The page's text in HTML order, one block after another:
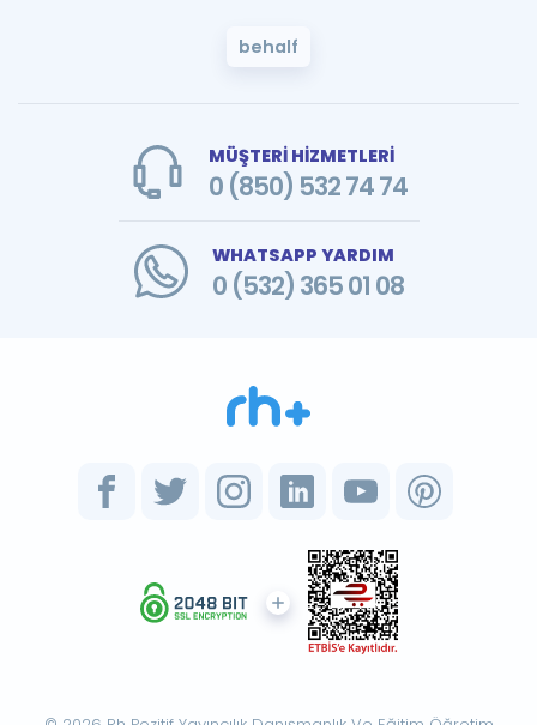
behalf
MÜŞTERİ HİZMETLERİ
0 (850) 532 74 74
WHATSAPP YARDIM
0 (532) 365 01 08